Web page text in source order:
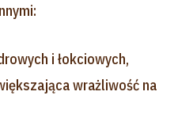
i łokciowych,
wrażliwość na